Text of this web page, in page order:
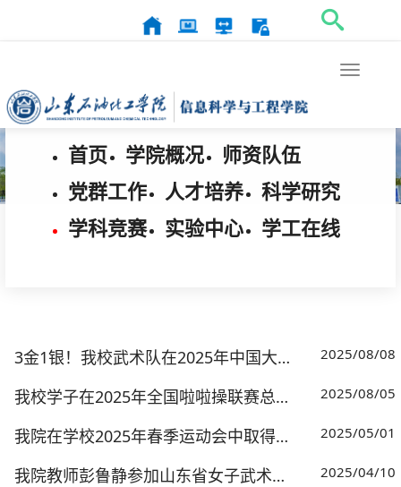
Toggle
首页 学院概况
师资队伍
党群工作
人才培养
科学研究
学科竞赛
实验中心 学工在线
3金1银！我校武术队在2025年中国大学生武术套路锦标赛上喜获佳绩 2025/08/08
我校学子在2025年全国啦啦操联赛总决赛中斩获双冠 2025/08/05
我院在学校2025年春季运动会中取得佳绩 2025/05/01
我院教师彭鲁静参加山东省女子武术套路锦标赛执裁工作 2025/04/10